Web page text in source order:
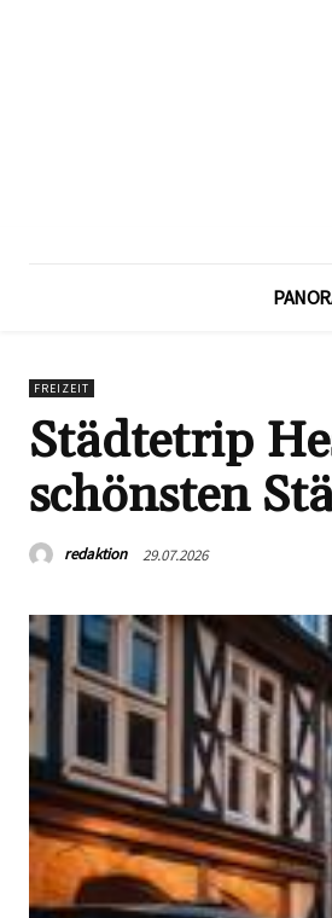
FREIZEIT
Städtetrip
schönsten
redaktion 29.07.2026